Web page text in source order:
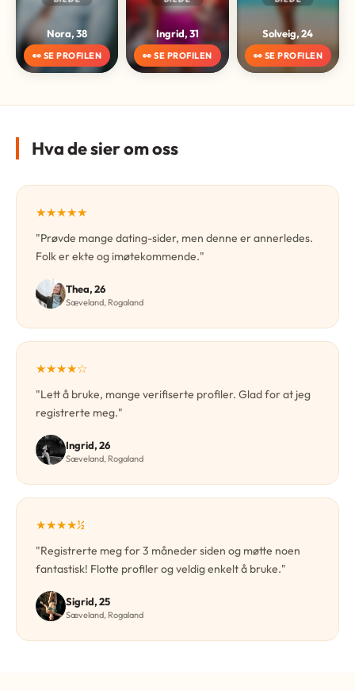
Nora, 38
👀 SE PROFILEN
Ingrid, 31
👀 SE PROFILEN
Solveig, 24
👀 SE PROFILEN
Hva de sier om oss
★★★★★
"Prøvde mange dating-sider, men denne er annerledes.
Folk er ekte og imøtekommende."
Thea, 26
Sæveland, Rogaland
★★★★☆
"Lett å bruke, mange verifiserte profiler. Glad for at jeg
registrerte meg."
Ingrid, 26
Sæveland, Rogaland
★★★★½
"Registrerte meg for 3 måneder siden og møtte noen
fantastisk! Flotte profiler og veldig enkelt å bruke."
Sigrid, 25
Sæveland, Rogaland